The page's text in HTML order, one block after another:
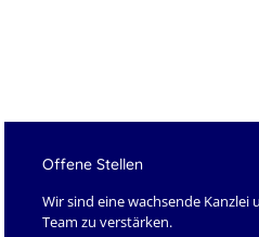
Offene Stellen
Wir sind eine wachsende
Team zu verstärken.